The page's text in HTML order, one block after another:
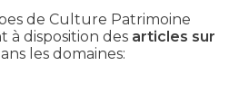
de Culture Patrimoine
disposition des articles sur
les domaines: